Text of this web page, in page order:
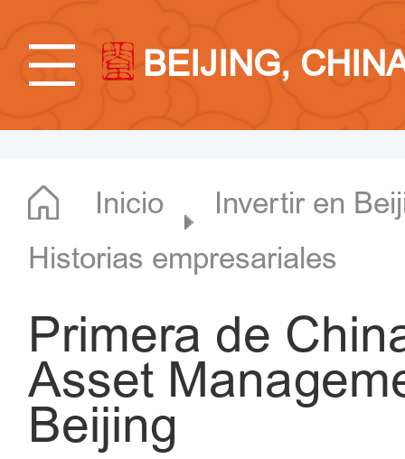
BEIJING,
Inicio
Invertir en
Historias empresariales
Primera de
Asset
Beijing